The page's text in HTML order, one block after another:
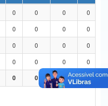
e Comunicações
0 0 0 0
0 0 0 0
0 0 0 0
0 0 0 0
0 0 0 0